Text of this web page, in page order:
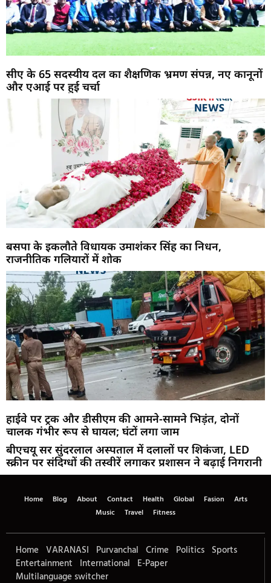
सीए के 65 सदस्यीय दल का शैक्षणिक भ्रमण संपन्न, नए कानूनों
और एआई पर हुई चर्चा
बसपा के इकलौते विधायक उमाशंकर सिंह का निधन,
राजनीतिक गलियारों में शोक
हाईवे पर ट्रक और डीसीएम की आमने-सामने भिड़ंत, दोनों
चालक गंभीर रूप से घायल; घंटों लगा जाम
बीएचयू सर सुंदरलाल अस्पताल में दलालों पर शिकंजा, LED
स्क्रीन पर संदिग्धों की तस्वीरें लगाकर प्रशासन ने बढ़ाई निगरानी
Home Blog About Contact Health Global Fasion
Arts
Music
Travel Fitness
Home VARANASI Purvanchal Crime Politics Sports
Entertainment International E-Paper
Multilanguage switcher